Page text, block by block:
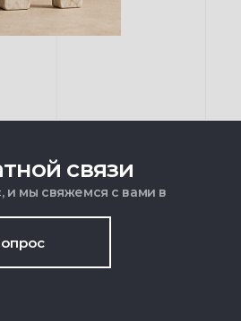
связи
и мы свяжемся с вами в